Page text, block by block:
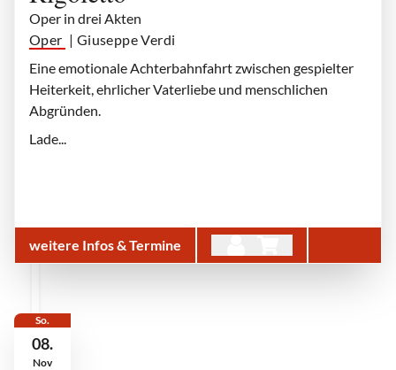
Oper in drei Akten
Oper | Giuseppe Verdi
Eine emotionale Achterbahnfahrt zwischen gespielter
Heiterkeit, ehrlicher Vaterliebe und menschlichen
Abgründen.
Lade...
weitere Infos & Termine
So.
08.
Nov